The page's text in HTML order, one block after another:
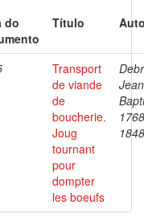
do
Título
Transport
de viande
de
boucherie.
Joug
tournant
pour
dompter
les boeufs
Jean
1848